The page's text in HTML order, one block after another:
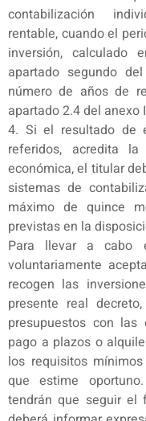
contabilización
rentable, cuando el
inversión, calculado
apartado segundo
número de años de
apartado 2.4 del anexo
4. Si el resultado de
referidos, acredita
económica, el titular
sistemas de
máximo de quince
previstas en la
Para llevar a cabo
voluntariamente
recogen las
presente real
presupuestos con
pago a plazos o
los requisitos
que estime
tendrán que seguir el